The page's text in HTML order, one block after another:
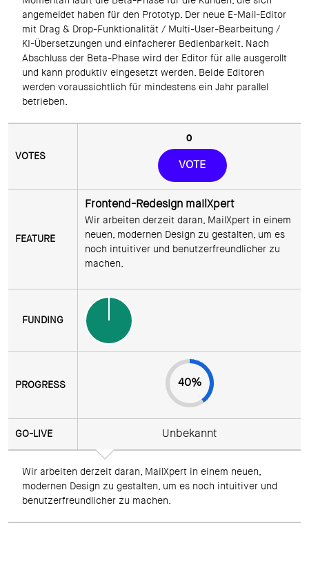
angemeldet haben für den Prototyp. Der neue E-Mail-Editor
mit Drag & Drop-Funktionalität / Multi-User-Bearbeitung /
KI-Übersetzungen und einfacherer Bedienbarkeit. Nach
Abschluss der Beta-Phase wird der Editor für alle ausgerollt
und kann produktiv eingesetzt werden. Beide Editoren
werden voraussichtlich für mindestens ein Jahr parallel
betrieben.
0
VOTE
Frontend-Redesign mailXpert
Wir arbeiten derzeit daran, MailXpert in einem
neuen, modernen Design zu gestalten, um es
noch intuitiver und benutzerfreundlicher zu
machen.
40%
Unbekannt
Wir arbeiten derzeit daran, MailXpert in einem neuen,
modernen Design zu gestalten, um es noch intuitiver und
benutzerfreundlicher zu machen.